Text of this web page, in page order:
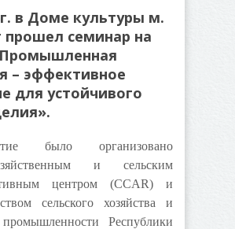
в Доме культуры м.
прошел семинар на
– эффективное
для устойчивого
было организовано
и сельским
центром (CCAR) и
сельского хозяйства и
Республики